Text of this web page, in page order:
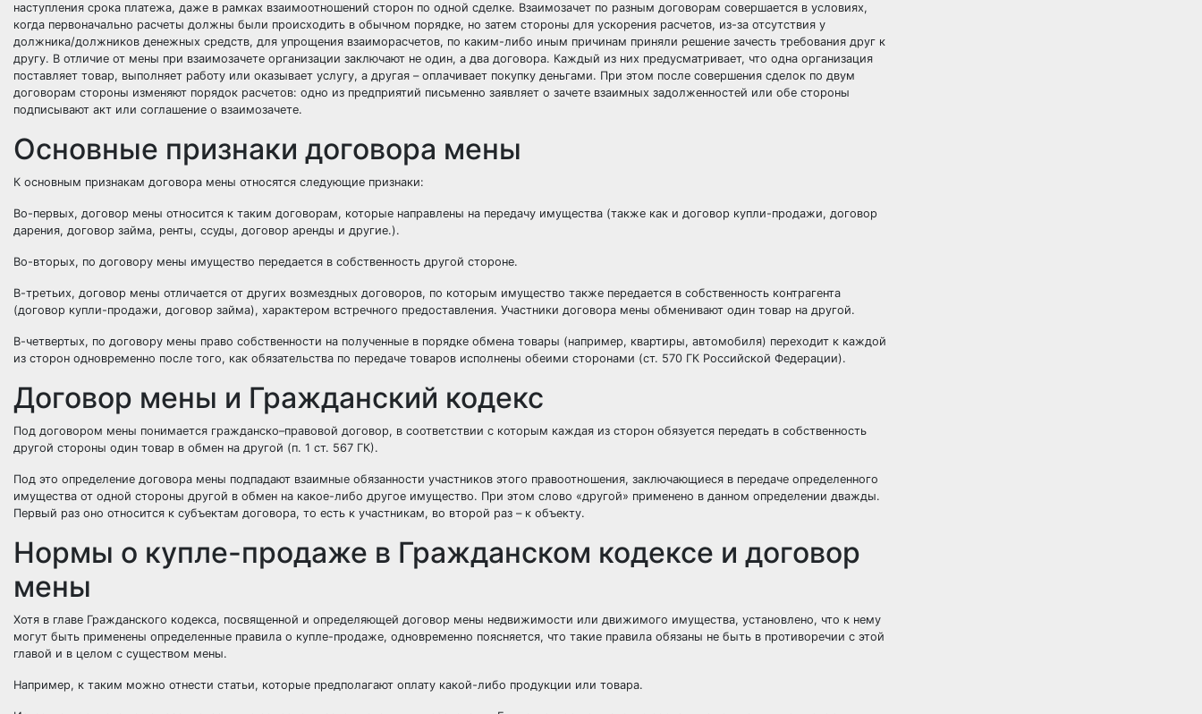
наступления срока платежа, даже в рамках взаимоотношений сторон по одной сделке. Взаимозачет по разным договорам совершается в условиях,
когда первоначально расчеты должны были происходить в обычном порядке, но затем стороны для ускорения расчетов, из-за отсутствия у
должника/должников денежных средств, для упрощения взаиморасчетов, по каким-либо иным причинам приняли решение зачесть требования друг к
другу. В отличие от мены при взаимозачете организации заключают не один, а два договора. Каждый из них предусматривает, что одна организация
поставляет товар, выполняет работу или оказывает услугу, а другая – оплачивает покупку деньгами. При этом после совершения сделок по двум
договорам стороны изменяют порядок расчетов: одно из предприятий письменно заявляет о зачете взаимных задолженностей или обе стороны
подписывают акт или соглашение о взаимозачете.
Основные признаки договора мены
К основным признакам договора мены относятся следующие признаки:
Во-первых, договор мены относится к таким договорам, которые направлены на передачу имущества (также как и договор купли-продажи, договор
дарения, договор займа, ренты, ссуды, договор аренды и другие.).
Во-вторых, по договору мены имущество передается в собственность другой стороне.
В-третьих, договор мены отличается от других возмездных договоров, по которым имущество также передается в собственность контрагента
(договор купли-продажи, договор займа), характером встречного предоставления. Участники договора мены обменивают один товар на другой.
В-четвертых, по договору мены право собственности на полученные в порядке обмена товары (например, квартиры, автомобиля) переходит к каждой
из сторон одновременно после того, как обязательства по передаче товаров исполнены обеими сторонами (ст. 570 ГК Российской Федерации).
Договор мены и Гражданский кодекс
Под договором мены понимается гражданско–правовой договор, в соответствии с которым каждая из сторон обязуется передать в собственность
другой стороны один товар в обмен на другой (п. 1 ст. 567 ГК).
Под это определение договора мены подпадают взаимные обязанности участников этого правоотношения, заключающиеся в передаче определенного
имущества от одной стороны другой в обмен на какое-либо другое имущество. При этом слово «другой» применено в данном определении дважды.
Первый раз оно относится к субъектам договора, то есть к участникам, во второй раз – к объекту.
Нормы о купле-продаже в Гражданском кодексе и договор
мены
Хотя в главе Гражданского кодекса, посвященной и определяющей договор мены недвижимости или движимого имущества, установлено, что к нему
могут быть применены определенные правила о купле-продаже, одновременно поясняется, что такие правила обязаны не быть в противоречии с этой
главой и в целом с существом мены.
Например, к таким можно отнести статьи, которые предполагают оплату какой-либо продукции или товара.